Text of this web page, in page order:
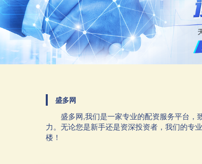
盛多网
盛多网,我们是一家专业的配资服务平台
力。无论您是新手还是资深投资者，我们的专
楼！